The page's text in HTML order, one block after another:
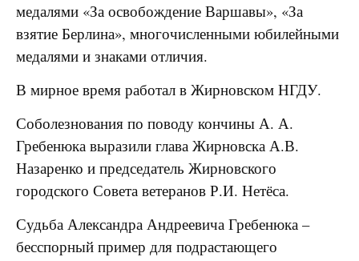
медалями «За освобождение Варшавы», «За
взятие Берлина», многочисленными юбилейными
медалями и знаками отличия.
В мирное время работал в Жирновском НГДУ.
Соболезнования по поводу кончины А. А.
Гребенюка выразили глава Жирновска А.В.
Назаренко и председатель Жирновского
городского Совета ветеранов Р.И. Нетёса.
Судьба Александра Андреевича Гребенюка –
бесспорный пример для подрастающего